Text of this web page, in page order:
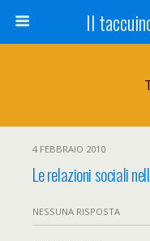
Il
4 FEBBRAIO 2010
Le relazioni sociali
NESSUNA RISPOSTA